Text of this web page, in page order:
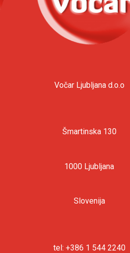
Vočar Ljubljana d.o.o
Šmartinska 130
1000 Ljubljana
Slovenija
tel: +386 1 544 2240